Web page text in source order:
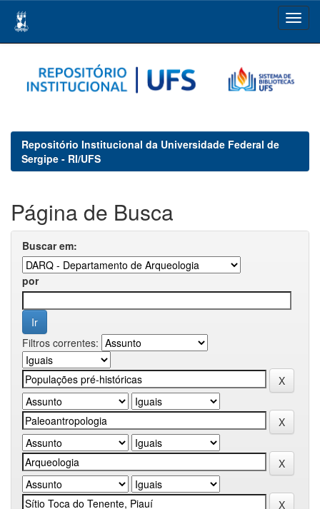
navigation
Repositório Institucional da Universidade Federal de
Sergipe - RI/UFS
Página de Busca
Buscar em:
por
Filtros correntes: